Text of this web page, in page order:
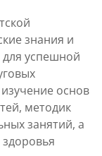
знания и
успешной
основ
методик
занятий, а